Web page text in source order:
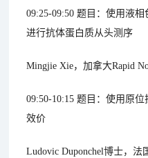
09:25-09:50 题目：使用液
进行抗体蛋白质从头测序
Mingjie Xie，加拿大Rapid
09:50-10:15 题目：使用原
效价
Ludovic Duponchel博士，法